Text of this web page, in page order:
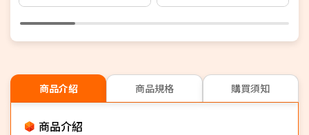
商品介紹 商品規格 購買須知
商品介紹